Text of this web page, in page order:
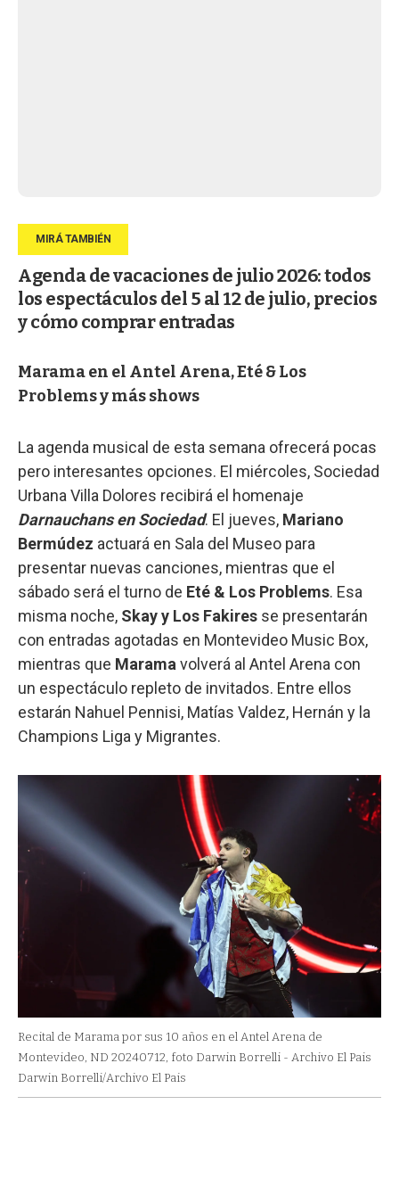
Agenda de vacaciones de julio 2026: todos
los espectáculos del 5 al 12 de julio, precios
y cómo comprar entradas
Marama en el Antel Arena, Eté & Los
Problems y más shows
La agenda musical de esta semana ofrecerá pocas
pero interesantes opciones. El miércoles, Sociedad
Urbana Villa Dolores recibirá el homenaje
Darnauchans en Sociedad. El jueves, Mariano
Bermúdez actuará en Sala del Museo para
presentar nuevas canciones, mientras que el
sábado será el turno de Eté & Los Problems. Esa
misma noche, Skay y Los Fakires se presentarán
con entradas agotadas en Montevideo Music Box,
mientras que Marama volverá al Antel Arena con
un espectáculo repleto de invitados. Entre ellos
estarán Nahuel Pennisi, Matías Valdez, Hernán y la
Champions Liga y Migrantes.
Recital de Marama por sus 10 años en el Antel Arena de
Montevideo, ND 20240712, foto Darwin Borrelli - Archivo El Pais
Darwin Borrelli/Archivo El Pais